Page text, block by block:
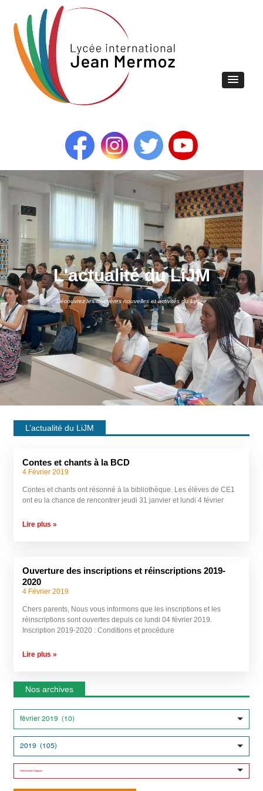
L'actualité du LiJM
Découvrez les dernières nouvelles et activités du Lycée
L’actualité du LiJM
Contes et chants à la BCD
4 Février 2019
Contes et chants ont résonné à la bibliothèque. Les élèves de CE1
ont eu la chance de rencontrer jeudi 31 janvier et lundi 4 février
Lire plus »
Ouverture des inscriptions et réinscriptions 2019-
2020
4 Février 2019
Chers parents, Nous vous informons que les inscriptions et les
réinscriptions sont ouvertes depuis ce lundi 04 février 2019.
Inscription 2019-2020 : Conditions et procédure
Lire plus »
Nos archives